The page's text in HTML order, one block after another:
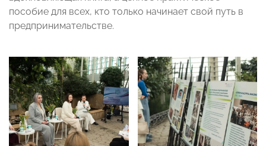
пособие для всех, кто только начинает свой путь в
предпринимательстве.